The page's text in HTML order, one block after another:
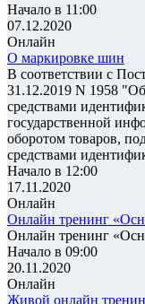
Начало в 11:00
07.12.2020
Онлайн
О маркировке шин
В соответствии с
31.12.2019 N 1958
средствами
государственной
оборотом товаров,
средствами
Начало в 12:00
17.11.2020
Онлайн
Онлайн тренинг
Онлайн тренинг
Начало в 09:00
20.11.2020
Онлайн
Живой онлайн